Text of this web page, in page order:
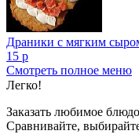
Драники с мягким
15 р
Смотреть полное меню
Показано с 1 по 2 из 2
Легко!
Заказать любимое
Сравнивайте,